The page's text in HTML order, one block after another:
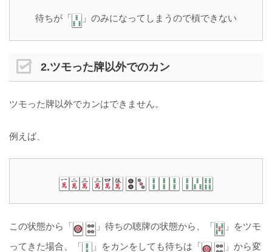
待ちが「 」のみになってしまうので槓できない
2.ツモった牌以外でのカン
ツモった牌以外でカンはできません。
例えば、
この状態から「 」待ちの聴牌の状態から、「
」をツモ
ってきた場合、「
」をカンをしても待ちは「
」から変